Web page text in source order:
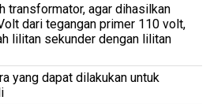
transformator, agar dihasilkan
dari tegangan primer 110 volt,
lilitan sekunder dengan lilitan
yang dapat dilakukan untuk